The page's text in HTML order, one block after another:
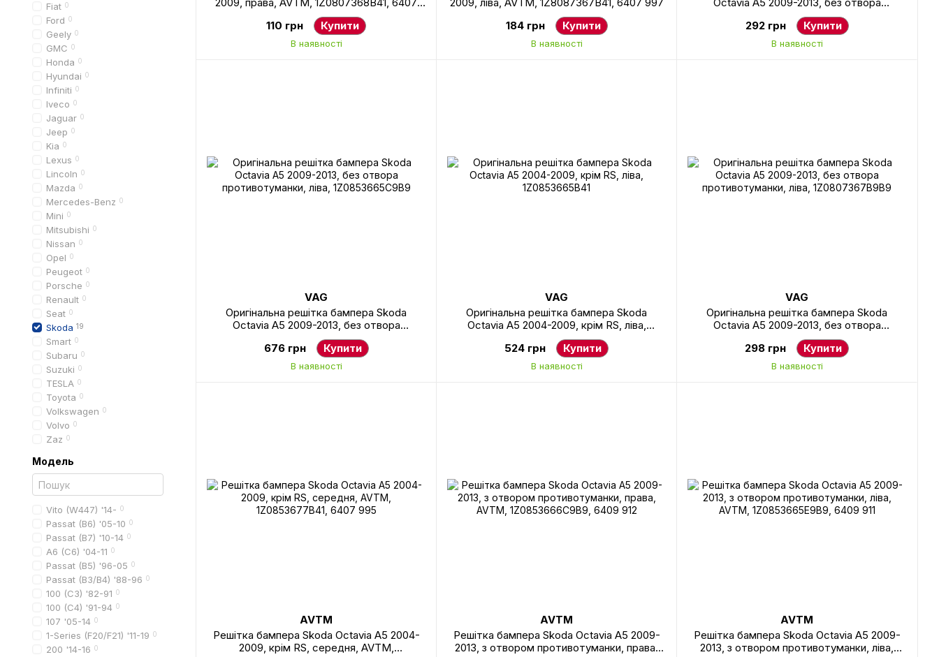
998
110 грн Купити
В наявності
184 грн
Купити
В наявності
противотуманки, права, 1Z0807368B9B9
292 грн Купити
В наявності
VAG
Оригінальна решітка бампера Skoda
Octavia A5 2009-2013, без отвора
противотуманки, ліва, 1Z0853665C9B9
676 грн Купити
В наявності
VAG
Оригінальна решітка бампера Skoda
Octavia A5 2004-2009, крім RS, ліва,
1Z0853665B41
524 грн Купити
В наявності
VAG
Оригінальна решітка бампера Skoda
Octavia A5 2009-2013, без отвора
противотуманки, ліва, 1Z0807367B9B9
298 грн Купити
В наявності
AVTM
Решітка бампера Skoda Octavia A5 2004-
2009, крім RS, середня, AVTM,
AVTM
Решітка бампера Skoda Octavia A5 2009-
2013, з отвором противотуманки, права,
AVTM
Решітка бампера Skoda Octavia A5 2009-
2013, з отвором противотуманки, ліва,
Fiat 0
Ford 0
Geely 0
GMC 0
Honda 0
Hyundai 0
Infiniti 0
Iveco 0
Jaguar 0
Jeep 0
Kia 0
Lexus 0
Lincoln 0
Mazda 0
Mercedes-Benz 0
Mini 0
Mitsubishi 0
Nissan 0
Opel 0
Peugeot 0
Porsche 0
Renault 0
Seat 0
Skoda 19
Smart 0
Subaru 0
Suzuki 0
TESLA 0
Toyota 0
Volkswagen 0
Volvo 0
Zaz 0
Модель
Vito (W447) '14- 0
Passat (B6) '05-10 0
Passat (B7) '10-14 0
A6 (C6) '04-11 0
Passat (B5) '96-05 0
Passat (B3/B4) '88-96 0
100 (C3) '82-91 0
100 (C4) '91-94 0
107 '05-14 0
1-Series (F20/F21) '11-19 0
200 '14-16 0